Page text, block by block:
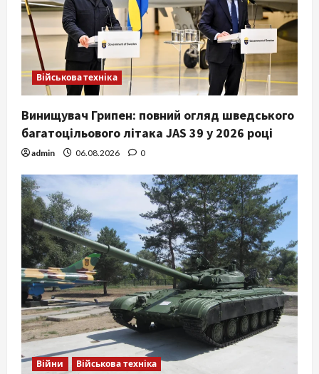
Військова техніка
Винищувач Грипен: повний огляд шведського
багатоцільового літака JAS 39 у 2026 році
admin 06.08.2026 0
Війни Військова техніка